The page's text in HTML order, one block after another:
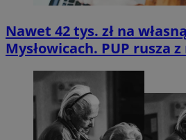
Nawet 42 tys. zł na
Mysłowicach. PUP rusza